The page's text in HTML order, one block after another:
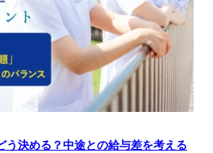
う決める？中途との給与差を考える